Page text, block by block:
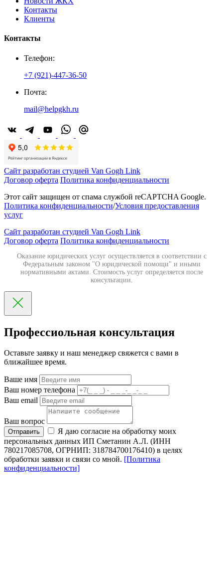
Контакты
Клиенты
Контакты
Телефон:
+7 (921)-447-36-50
Почта:
mail@helpgkh.ru
Сайт разработан студией Van Gogh Link
Договор оферта Политика конфиденциальности
Этот сайт защищен от спама службой reCAPTCHA Google.
Политика конфиденциальности/Условия предоставления
услуг
Сайт разработан студией Van Gogh Link
Договор оферта Политика конфиденциальности
Оказание юридических услуг осуществляется в соответствии с
Федеральным законом "О юридической помощи" и иными
нормативными актами. Стоимость услуг определяется после
консультации.
Профессиольная консультация
Оставьте заявку и наш менеджер свяжется с вами в
ближайшее время.
Ваше имя
Ваш номер телефона
Ваш email
Ваш вопрос
Отправить
Я даю согласие на обработку моих
персональных данных ИП Сметанин А.Л. (ИНН
780217085708, ОГРНИП: 318784700176410) в целях
обработки заявки и связи со мной. [Политика
конфиденциальности]